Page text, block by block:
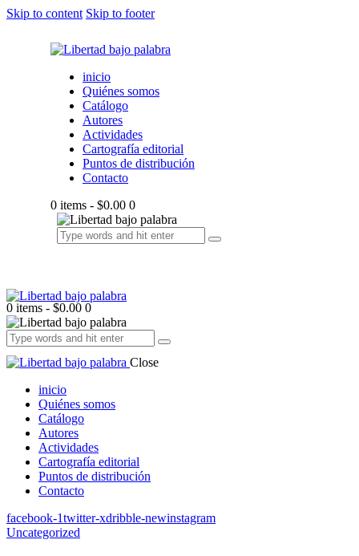
Skip to content Skip to footer
inicio
Quiénes somos
Catálogo
Autores
Actividades
Cartografía editorial
Puntos de distribución
Contacto
0 items - $0.00 0
0 items - $0.00 0
Close
inicio
Quiénes somos
Catálogo
Autores
Actividades
Cartografía editorial
Puntos de distribución
Contacto
facebook-1twitter-xdribble-newinstagram
Uncategorized